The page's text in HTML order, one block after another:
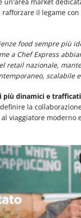
il legame
food sempre più
a Chef Express
retail nazionale,
più dinamici e
la
viaggiatore moderno